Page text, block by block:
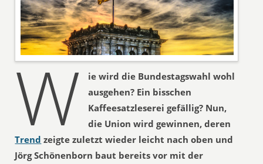
W
ie wird die Bundestagswahl wohl
ausgehen? Ein bisschen
Kaffeesatzleserei gefällig? Nun,
die Union wird gewinnen, deren
Trend zeigte zuletzt wieder leicht nach oben und
Jörg Schönenborn baut bereits vor mit der